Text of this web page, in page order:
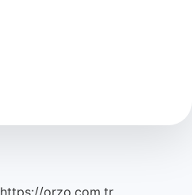
https://orzo.com.tr